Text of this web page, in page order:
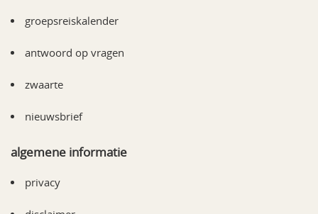
groepsreiskalender
antwoord op vragen
zwaarte
nieuwsbrief
algemene informatie
privacy